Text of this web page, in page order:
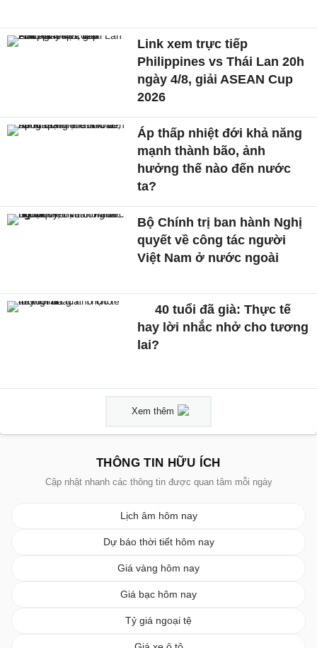
Link xem trực tiếp
Philippines vs Thái Lan 20h
ngày 4/8, giải ASEAN Cup
2026
Áp thấp nhiệt đới khả năng
mạnh thành bão, ảnh
hưởng thế nào đến nước
ta?
Bộ Chính trị ban hành Nghị
quyết về công tác người
Việt Nam ở nước ngoài
40 tuổi đã già: Thực tế
hay lời nhắc nhở cho tương
lai?
Xem thêm
THÔNG TIN HỮU ÍCH
Cập nhật nhanh các thông tin được quan tâm mỗi ngày
Lịch âm hôm nay
Dự báo thời tiết hôm nay
Giá vàng hôm nay
Giá bạc hôm nay
Tỷ giá ngoại tệ